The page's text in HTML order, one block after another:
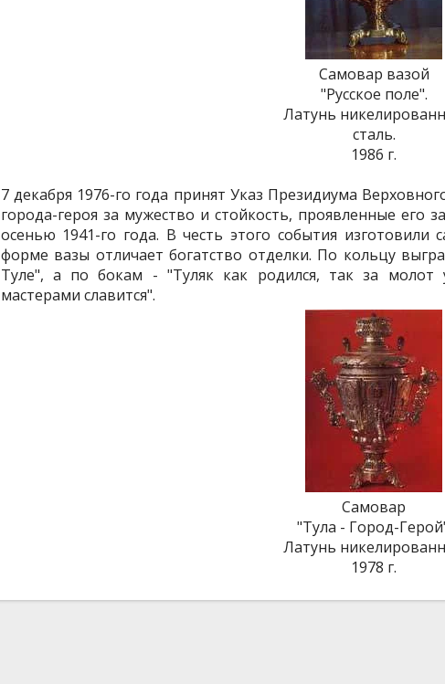
Самовар вазой
"Русское поле".
Латунь
сталь.
1986 г.
7 декабря 1976-го года принят Указ Президиума
города-героя за мужество и стойкость, проявленные его
осенью 1941-го года. В честь этого события
форме вазы отличает богатство отделки. По кольцу
Туле", а по бокам - "Туляк как родился, так за молот
мастерами славится".
Самовар
"Тула - Город-
Латунь
1978 г.